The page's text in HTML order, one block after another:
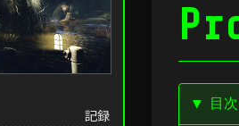
記録
▼ 目